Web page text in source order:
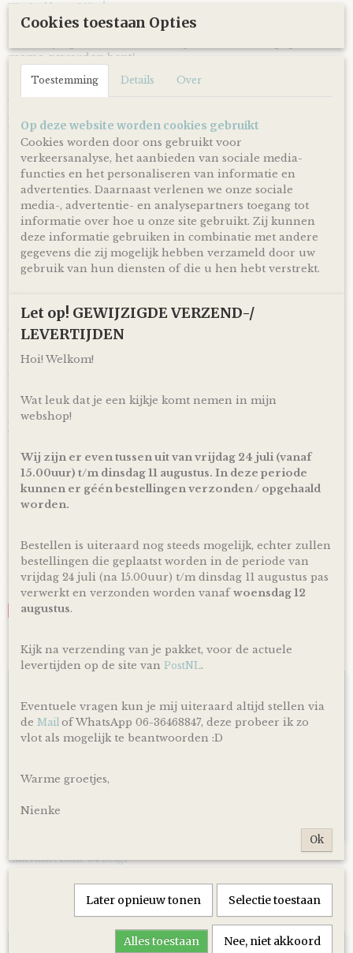
Cookies toestaan Opties
Toestemming Details Over
Op deze website worden cookies gebruikt
Cookies worden door ons gebruikt voor
verkeersanalyse, het aanbieden van sociale media-
functies en het personaliseren van informatie en
advertenties. Daarnaast verlenen we onze sociale
media-, advertentie- en analysepartners toegang tot
informatie over hoe u onze site gebruikt. Zij kunnen
deze informatie gebruiken in combinatie met andere
gegevens die zij mogelijk hebben verzameld door uw
gebruik van hun diensten of die u hen hebt verstrekt.
Let op! GEWIJZIGDE VERZEND-/
LEVERTIJDEN
Hoi! Welkom!
Wat leuk dat je een kijkje komt nemen in mijn
webshop!
Wij zijn er even tussen uit van vrijdag 24 juli (vanaf
15.00uur) t/m dinsdag 11 augustus. In deze periode
kunnen er géén bestellingen verzonden / opgehaald
worden.
Bestellen is uiteraard nog steeds mogelijk, echter zullen
bestellingen die geplaatst worden in de periode van
vrijdag 24 juli (na 15.00uur) t/m dinsdag 11 augustus pas
verwerkt en verzonden worden vanafwoensdag 12
augustus.
Kijk na verzending van je pakket, voor de actuele
levertijden op de site van PostNL.
Eventuele vragen kun je mij uiteraard altijd stellen via
de Mail of WhatsApp 06-36468847, deze probeer ik zo
vlot als mogelijk te beantwoorden :D
Warme groetjes,
Nienke
Ok
Later opnieuw tonen Selectie toestaan
Alles toestaan Nee, niet akkoord
We Owl love Gifts!
Luiers en monddoekjes zijn altijd van harte welkom met
mama geworden bent!
Met deze Luiertaart Beren Koper - donker Poeder Roze heb
je een super mooi en vooral bruikbaar kraamcadeau voor
handig om te krijgen en leuk om te geven!
Door de mooie combinatie van koper gekleurde
monddoekjes en donker poeder roze gekleurde linten is
deze Luiertaart Beren Koper - donker Poeder Roze volgens
traditie ideaal geschikt om cadeau te geven bij de komst of
geboorte van een meisje.
De luiertaart wordt op een kartonnen onderplaat geplaatst
en uiteraard netjes als cadeau verpakt door middel van
doorzichtig folie en lint, zodat je hem direct cadeau kunt
doen!
Ophalen & Verzenden
Je kunt je bestelling dagelijks,
, komen ophalen
in Kloosterveen Assen.
Of je laat je bestelling
via PostNL pakketservice inclusief track en trace code!
Uiteraard is rechtstreeks verzending naar de kersverse
ouders (to be) ook mogelijk! En voor de persoonlijke touch
kan je een eigen wens of berichtje aan de ouders (to be)
zorg ik ervoor dat er een kaartje toegevoegd wordt aan je
cadeau!
*Producten, op voorraad, worden binnen 1-4 werkdagen
door ons verzonden! De dag van levering is afhankelijk van
Reacties
Save
Ook interessant
Luiertaart Basic 64 Beige